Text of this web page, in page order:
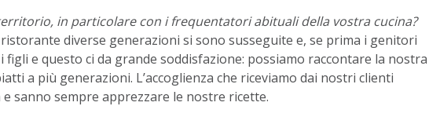
in particolare con i frequentatori abituali della vostra cucina?
diverse generazioni si sono susseguite e, se prima i genitori
e questo ci da grande soddisfazione: possiamo raccontare la nostra
a più generazioni. L’accoglienza che riceviamo dai nostri clienti
sanno sempre apprezzare le nostre ricette.